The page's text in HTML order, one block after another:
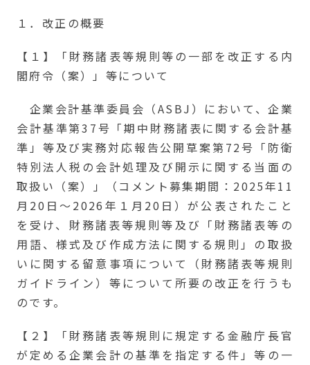
１．改正の概要
【１】「財務諸表等規則等の一部を改正する内
閣府令（案）」等について
企業会計基準委員会（ASBJ）において、企業
会計基準第37号「期中財務諸表に関する会計基
準」等及び実務対応報告公開草案第72号「防衛
特別法人税の会計処理及び開示に関する当面の
取扱い（案）」（コメント募集期間：2025年11
月20日～2026年１月20日）が公表されたこと
を受け、財務諸表等規則等及び「財務諸表等の
用語、様式及び作成方法に関する規則」の取扱
いに関する留意事項について（財務諸表等規則
ガイドライン）等について所要の改正を行うも
のです。
【２】「財務諸表等規則に規定する金融庁長官
が定める企業会計の基準を指定する件」等の一